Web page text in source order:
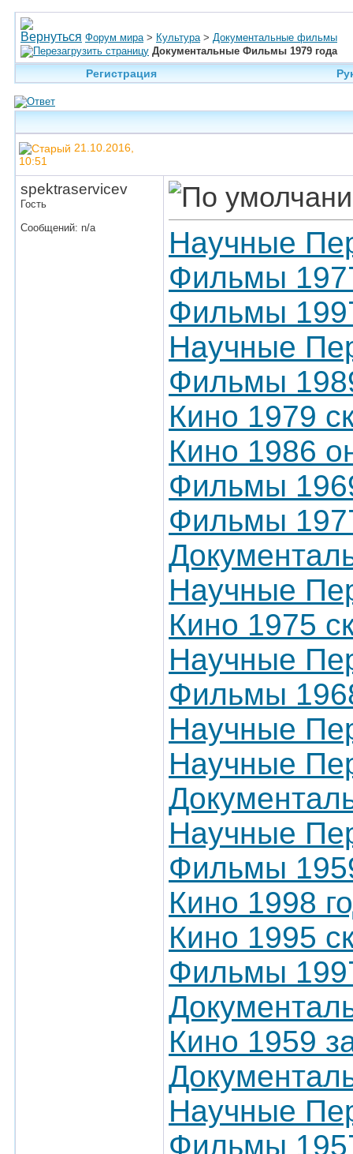
Форум мира > Культура > Документальные фильмы
Документальные Фильмы 1979 года
Регистрация
21.10.2016,
10:51
spektraservicev
Гость
Сообщений: n/a
Научные
Фильмы
Фильмы
Научные
Фильмы
Кино 1979
Кино 1986
Фильмы
Фильмы
Научные
Кино 1975
Научные
Фильмы
Научные
Научные
Научные
Фильмы
Кино 1998
Кино 1995
Фильмы
Кино 1959
Научные
Фильмы